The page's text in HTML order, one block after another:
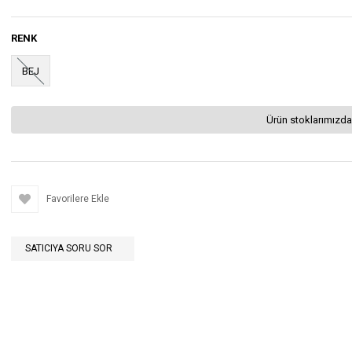
RENK
BEJ
Ürün
Favorilere Ekle
SATICIYA SORU SOR